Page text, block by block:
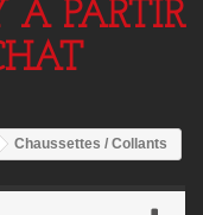
PARTIR
Chaussettes / Collants